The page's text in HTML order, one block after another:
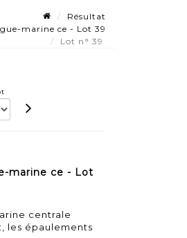
Résultat
marine ce - Lot 39
Lot n° 39
marine ce - Lot
centrale
les épaulements